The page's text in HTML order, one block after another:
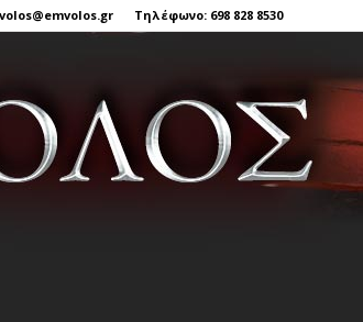
Τηλέφωνο: 698 828 8530